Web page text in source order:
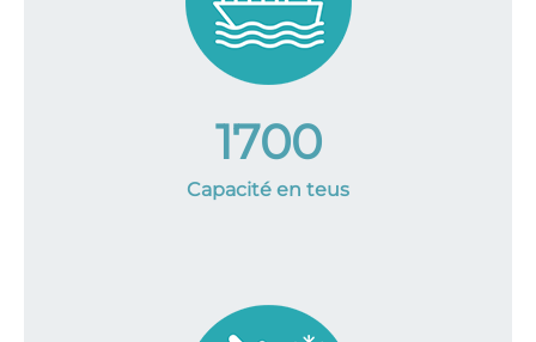
1700
Capacité en teus